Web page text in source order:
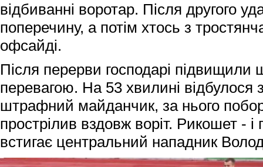
відбиванні воротар. Після другого
поперечину, а потім хтось з
офсайді.
Після перерви господарі підвищили
перевагою. На 53 хвилині відбулося
штрафний майданчик, за нього
прострілив вздовж воріт. Рикошет -
встигає центральний нападник